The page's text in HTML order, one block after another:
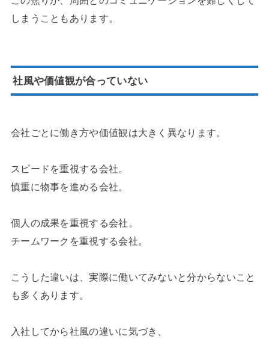
しまうこともあります。
社風や価値観が合っていない
会社ごとに働き方や価値観は大きく異なります。
スピードを重視する会社。
慎重に物事を進める会社。
個人の成果を重視する会社。
チームワークを重視する会社。
こうした違いは、実際に働いてみないと分からないこと
も多くあります。
入社してから社風の違いに気づき、